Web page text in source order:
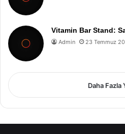
Vitamin Bar Stand:
Admin 23 Temmuz
Daha Fazla